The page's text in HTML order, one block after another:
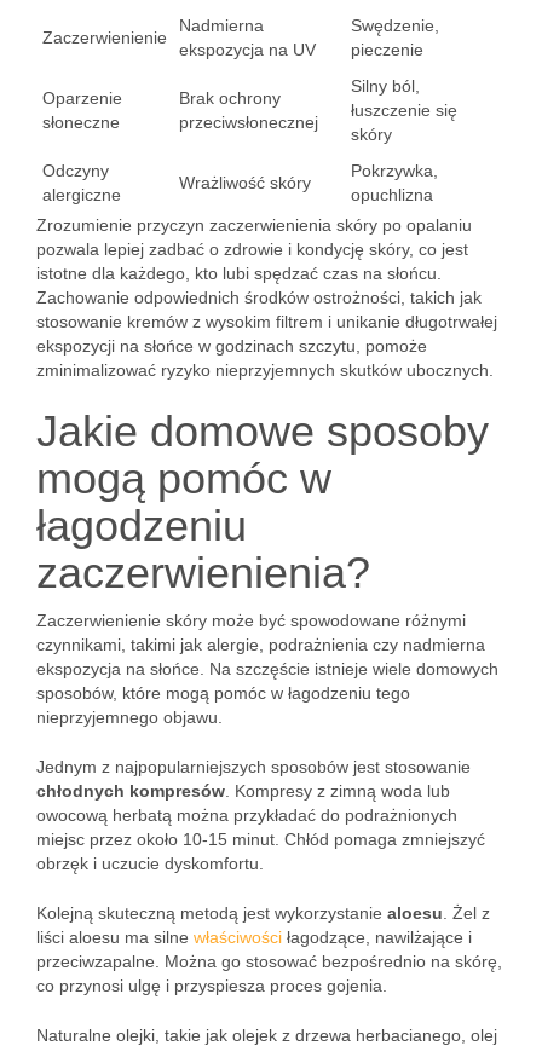
Zaczerwienienie
Nadmierna
ekspozycja na UV
Swędzenie,
pieczenie
Oparzenie
słoneczne
Brak ochrony
przeciwsłonecznej
Silny ból,
łuszczenie się
skóry
Odczyny
alergiczne
Wrażliwość skóry
Pokrzywka,
opuchlizna
Zrozumienie przyczyn zaczerwienienia skóry po opalaniu
pozwala lepiej zadbać o zdrowie i kondycję skóry, co jest
istotne dla każdego, kto lubi spędzać czas na słońcu.
Zachowanie odpowiednich środków ostrożności, takich jak
stosowanie kremów z wysokim filtrem i unikanie długotrwałej
ekspozycji na słońce w godzinach szczytu, pomoże
zminimalizować ryzyko nieprzyjemnych skutków ubocznych.
Jakie domowe sposoby
mogą pomóc w
łagodzeniu
zaczerwienienia?
Zaczerwienienie skóry może być spowodowane różnymi
czynnikami, takimi jak alergie, podrażnienia czy nadmierna
ekspozycja na słońce. Na szczęście istnieje wiele domowych
sposobów, które mogą pomóc w łagodzeniu tego
nieprzyjemnego objawu.
Jednym z najpopularniejszych sposobów jest stosowanie
chłodnych kompresów . Kompresy z zimną woda lub
owocową herbatą można przykładać do podrażnionych
miejsc przez około 10-15 minut. Chłód pomaga zmniejszyć
obrzęk i uczucie dyskomfortu.
Kolejną skuteczną metodą jest wykorzystanie aloesu . Żel z
liści aloesu ma silne właściwości łagodzące, nawilżające i
przeciwzapalne. Można go stosować bezpośrednio na skórę,
co przynosi ulgę i przyspiesza proces gojenia.
Naturalne olejki, takie jak olejek z drzewa herbacianego, olej